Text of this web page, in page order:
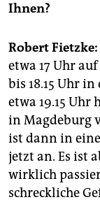
Ihnen?
Robert Fietzke:
etwa 17 Uhr
bis 18.15 Uhr
etwa 19.15
in Magdeburg
ist dann in
jetzt an. Es ist
wirklich
schreckliche